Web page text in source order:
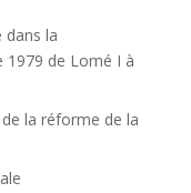
dans la
1979 de Lomé I à
de la réforme de la